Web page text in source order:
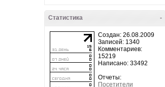
-
Статистика
Создан: 26.08.2009
Записей: 1340
Комментариев:
15219
Написано: 33492
Отчеты:
Посетители